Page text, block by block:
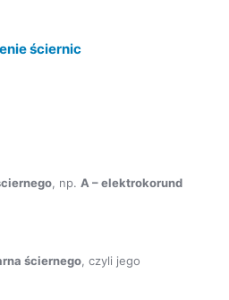
ściernic
, np. A – elektrokorund
ściernego, czyli jego